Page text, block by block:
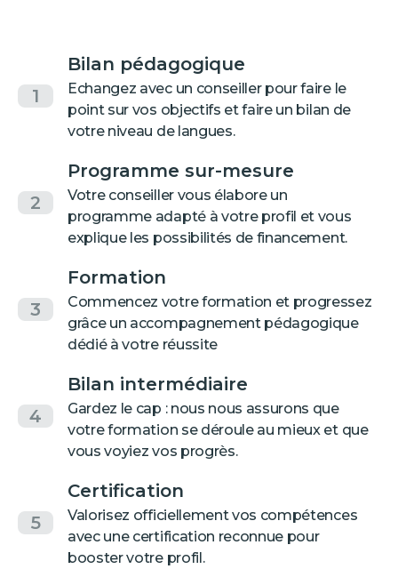
1
Bilan pédagogique
Echangez avec un conseiller pour faire le
point sur vos objectifs et faire un bilan de
votre niveau de langues.
2
Programme sur-mesure
Votre conseiller vous élabore un
programme adapté à votre profil et vous
explique les possibilités de financement.
3
Formation
Commencez votre formation et progressez
grâce un accompagnement pédagogique
dédié à votre réussite
4
Bilan intermédiaire
Gardez le cap : nous nous assurons que
votre formation se déroule au mieux et que
vous voyiez vos progrès.
5
Certification
Valorisez officiellement vos compétences
avec une certification reconnue pour
booster votre profil.